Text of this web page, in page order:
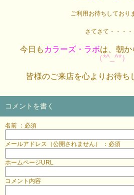
ご利用お待ちしており
さてさて・・・・
今日も カラーズ・ラボは、朝か
（*^_^*）
皆様のご来店を心よりお待ち
コメントを書く
名前 ：必須
メールアドレス（公開されません） ：必須
ホームページURL
コメント内容